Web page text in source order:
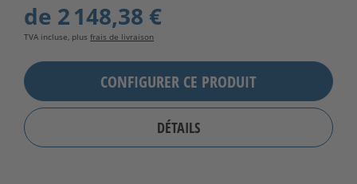
de 2 148,38 €
TVA incluse, plus frais de livraison
CONFIGURER CE PRODUIT
DÉTAILS